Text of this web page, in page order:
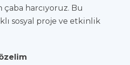
harcıyoruz. Bu
sosyal proje ve etkinlik